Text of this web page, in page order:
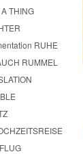
THING
RUHE
RUMMEL